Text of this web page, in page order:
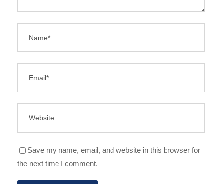
Save my name, email, and website in this browser for
the next time I comment.